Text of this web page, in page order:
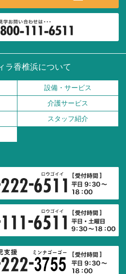
ラ香椎浜について
設備・サービス
介護サービス
スタッフ紹介